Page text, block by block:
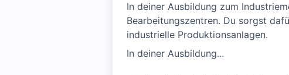
In deiner Ausbildung zum
Bearbeitungszentren. Du sorgst
industrielle Produktionsanlagen.
In deiner Ausbildung...